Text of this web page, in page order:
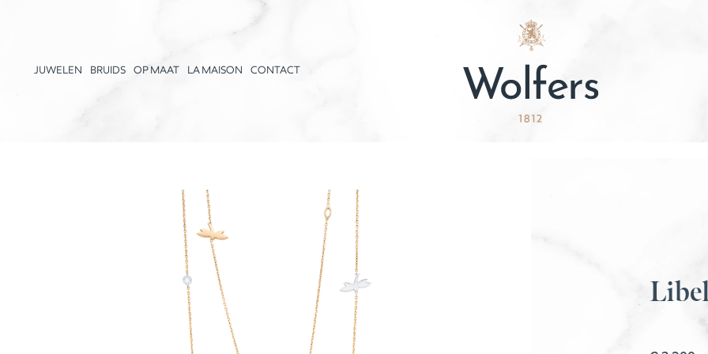
JUWELEN BRUIDS OP MAAT LA MAISON CONTACT